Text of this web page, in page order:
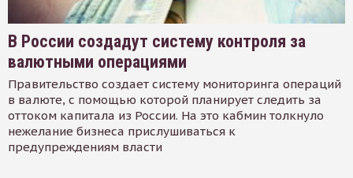
В России создадут систему контроля за
валютными операциями
Правительство создает систему мониторинга операций
в валюте, с помощью которой планирует следить за
оттоком капитала из России. На это кабмин толкнуло
нежелание бизнеса прислушиваться к
предупреждениям власти